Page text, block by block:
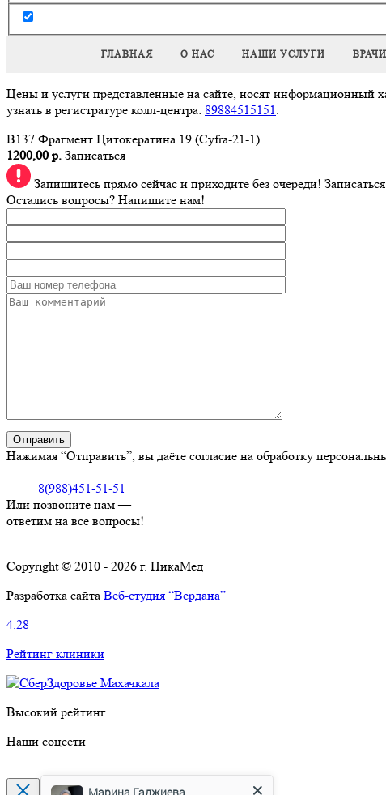
ГЛАВНАЯ О НАС НАШИ УСЛУГИ ВРАЧИ
Цены и услуги представленные на сайте, носят информационный
узнать в регистратуре колл-центра: 89884515151.
B137 Фрагмент Цитокератина 19 (Cyfra-21-1)
1200,00 р. Записаться
Запишитесь прямо сейчас и приходите без очереди!
Остались вопросы? Напишите нам!
Нажимая “Отправить”, вы даёте согласие на обработку
8(988)451-51-51
Или позвоните нам —
ответим на все вопросы!
Copyright © 2010 - 2026 г. НикаМед
Разработка сайта Веб-студия “Вердана”
4.28
Рейтинг клиники
Высокий рейтинг
Наши соцсети